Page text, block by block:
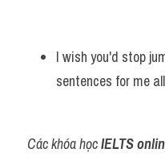
I wish you'd stop
sentences for me
Các khóa học IELTS